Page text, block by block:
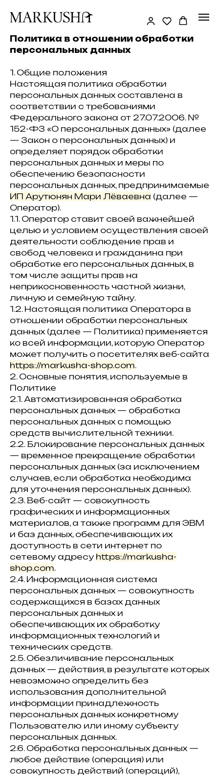
Политика в отношении обработки
персональных данных
1. Общие положения
Настоящая политика обработки
персональных данных составлена в
соответствии с требованиями
Федерального закона от 27.07.2006. №
152-ФЗ «О персональных данных» (далее
— Закон о персональных данных) и
определяет порядок обработки
персональных данных и меры по
обеспечению безопасности
персональных данных, предпринимаемые
ИП Арутюнян Мари Лёваевна (далее —
Оператор).
1.1. Оператор ставит своей важнейшей
целью и условием осуществления своей
деятельности соблюдение прав и
свобод человека и гражданина при
обработке его персональных данных, в
том числе защиты прав на
неприкосновенность частной жизни,
личную и семейную тайну.
1.2. Настоящая политика Оператора в
отношении обработки персональных
данных (далее — Политика) применяется
ко всей информации, которую Оператор
может получить о посетителях веб-сайта
https://markusha-shop.com.
2. Основные понятия, используемые в
Политике
2.1. Автоматизированная обработка
персональных данных — обработка
персональных данных с помощью
средств вычислительной техники.
2.2. Блокирование персональных данных
— временное прекращение обработки
персональных данных (за исключением
случаев, если обработка необходима
для уточнения персональных данных).
2.3. Веб-сайт — совокупность
графических и информационных
материалов, а также программ для ЭВМ
и баз данных, обеспечивающих их
доступность в сети интернет по
сетевому адресу https://markusha-
shop.com.
2.4. Информационная система
персональных данных — совокупность
содержащихся в базах данных
персональных данных и
обеспечивающих их обработку
информационных технологий и
технических средств.
2.5. Обезличивание персональных
данных — действия, в результате которых
невозможно определить без
использования дополнительной
информации принадлежность
персональных данных конкретному
Пользователю или иному субъекту
персональных данных.
2.6. Обработка персональных данных —
любое действие (операция) или
совокупность действий (операций),